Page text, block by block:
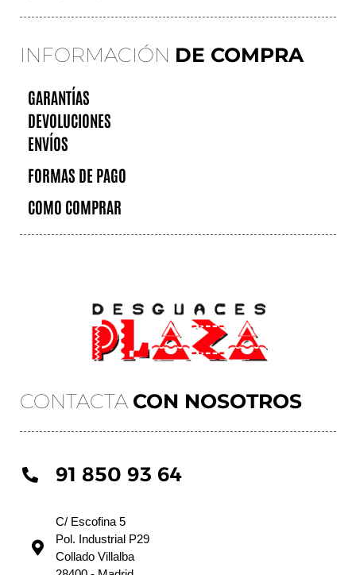
CONTACTA CON NOSOTROS
91 850 93 64
C/ Escofina 5
Pol. Industrial P29
Collado Villalba
INFORMACIÓN DE COMPRA
GARANTÍAS
DEVOLUCIONES
ENVÍOS
FORMAS DE PAGO
COMO COMPRAR